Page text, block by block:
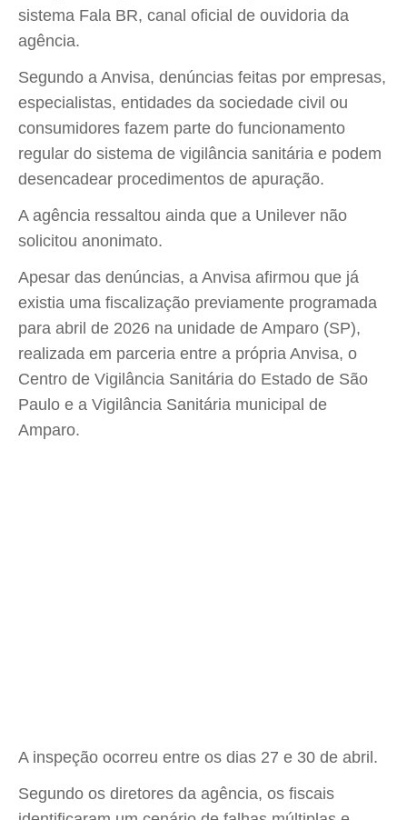
sistema Fala BR, canal oficial de ouvidoria da
agência.
Segundo a Anvisa, denúncias feitas por empresas,
especialistas, entidades da sociedade civil ou
consumidores fazem parte do funcionamento
regular do sistema de vigilância sanitária e podem
desencadear procedimentos de apuração.
A agência ressaltou ainda que a Unilever não
solicitou anonimato.
Apesar das denúncias, a Anvisa afirmou que já
existia uma fiscalização previamente programada
para abril de 2026 na unidade de Amparo (SP),
realizada em parceria entre a própria Anvisa, o
Centro de Vigilância Sanitária do Estado de São
Paulo e a Vigilância Sanitária municipal de
Amparo.
A inspeção ocorreu entre os dias 27 e 30 de abril.
Segundo os diretores da agência, os fiscais